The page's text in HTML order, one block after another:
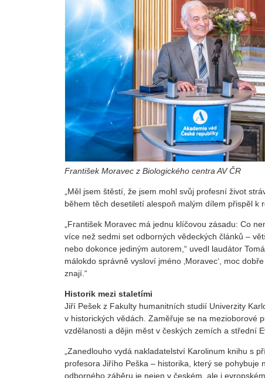
František Moravec z Biologického centra AV ČR
„Měl jsem štěstí, že jsem mohl svůj profesní život
během těch desetiletí alespoň malým dílem přispěl k
„František Moravec má jednu klíčovou zásadu: Co
více než sedmi set odborných vědeckých článků –
nebo dokonce jediným autorem,“ uvedl laudátor
málokdo správně vysloví jméno ‚Moravec‘, moc
znají.“
Historik mezi staletími
Jiří Pešek z Fakulty humanitních studií Univerzity
v historických vědách. Zaměřuje se na mezioborové
vzdělanosti a dějin měst v českých zemích a střední
„Zanedlouho vydá nakladatelství Karolinum knihu s
profesora Jiřího Peška – historika, který se
odborného záběru je nejen v českém, ale i